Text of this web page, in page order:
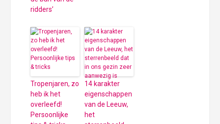
ridders’
Tropenjaren, zo
heb ik het
overleefd!
Persoonlijke
14 karakter
eigenschappen
van de Leeuw,
het